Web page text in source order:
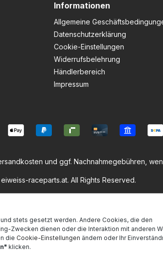
Informationen
Allgemeine
Datenschutzerklärung
Cookie-Einstellungen
Widerrufsbelehrung
Händlerbereich
Impressum
und ggf. Nachnahmegebühren,
raceparts.at. All Rights Reserved.
stets gesetzt werden. Andere Cookies, die den
Zwecken dienen oder die Interaktion mit anderen
die Cookie-Einstellungen ändern oder Ihr
klicken.